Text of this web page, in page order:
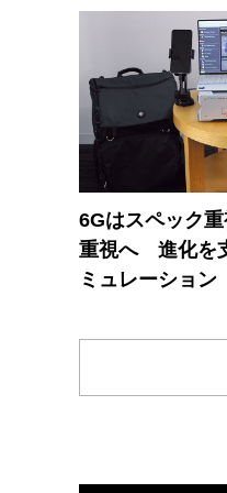
6Gはスペック
重視へ 進化を
ミュレーション